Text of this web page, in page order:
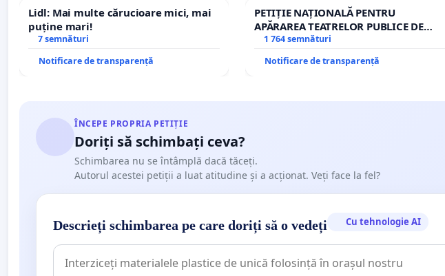
Lidl: Mai multe cărucioare mici, mai
puține mari!
7 semnături
Notificare de transparență
PETIȚIE NAȚIONALĂ PENTRU
APĂRAREA TEATRELOR PUBLICE DE
REPERTORIU DIN ROMÂNIA
1 764 semnături
Notificare de transparență
ÎNCEPE PROPRIA PETIȚIE
Doriți să schimbați ceva?
Schimbarea nu se întâmplă dacă tăceți.
Autorul acestei petiții a luat atitudine și a acționat. Veți face la fel?
Descrieți schimbarea pe care doriți să o vedeți Cu tehnologie AI